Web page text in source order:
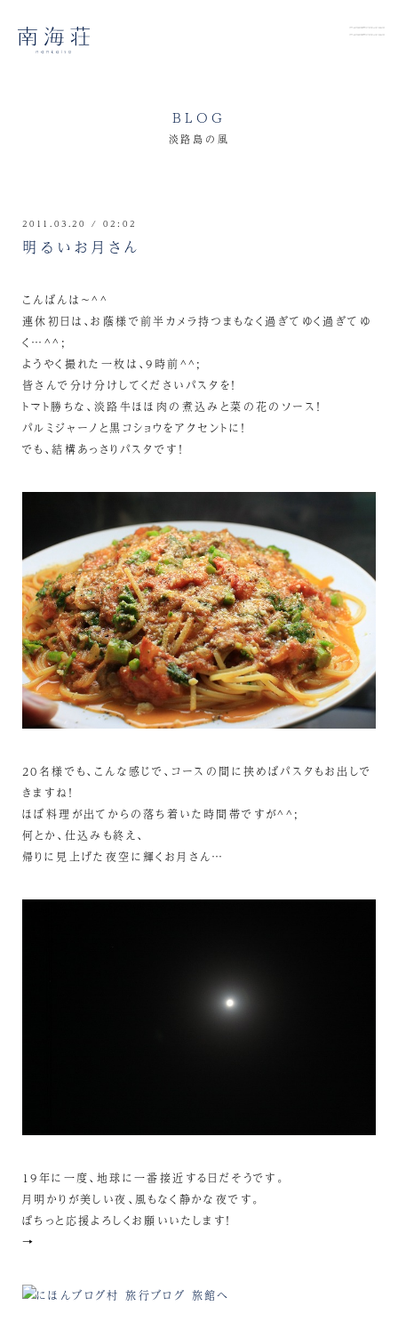
BLOG
淡路島の風
2011.03.20 / 02:02
明るいお月さん
こんばんは～^^
連休初日は、お蔭様で前半カメラ持つまもなく過ぎてゆく過ぎてゆ
く…^^;
ようやく撮れた一枚は、9時前^^;
皆さんで分け分けしてくださいパスタを！
トマト勝ちな、淡路牛ほほ肉の煮込みと菜の花のソース！
パルミジャーノと黒コショウをアクセントに！
でも、結構あっさりパスタです！
20名様でも、こんな感じで、コースの間に挟めばパスタもお出しで
きますね！
ほぼ料理が出てからの落ち着いた時間帯ですが^^;
何とか、仕込みも終え、
帰りに見上げた夜空に輝くお月さん…
19年に一度、地球に一番接近する日だそうです。
月明かりが美しい夜、風もなく静かな夜です。
ぽちっと応援よろしくお願いいたします！
→